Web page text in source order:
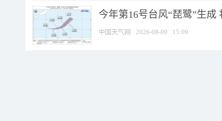
今年第16号台风“琵鹭”生
中国天气网 2026-08-09 15:09